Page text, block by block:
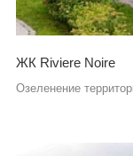
ЖК Riviere Noire
Озеленение